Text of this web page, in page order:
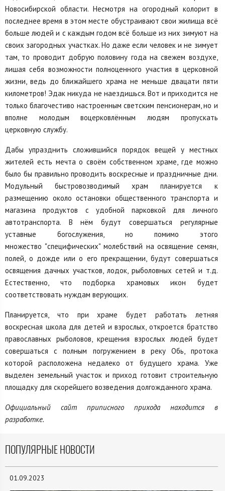
Новосибирской области. Несмотря на огородный колорит в
последнее время в этом месте обустраивают свои жилища всё
больше людей и с каждым годом всё больше из них зимуют на
своих загородных участках. Но даже если человек и не зимует
там, то проводит добрую половину года на свежем воздухе,
лишая себя возможности полноценного участия в церковной
жизни, ведь до ближайшего храма не меньше двацати пяти
километров! Эдак никуда не наездишься. Вот и приходится не
только благочестиво настроенным светским пенсионерам, но и
вполне молодым воцерковлённым людям пропускать
церковную службу.
Дабы упразднить сложившийся порядок вещей у местных
жителей есть мечта о своём собственном храме, где можно
было бы правильно проводить воскресные и праздничные дни.
Модульный быстровозводимый храм планируется к
размещению около остановки общественного транспорта и
магазина продуктов с удобной парковкой для личного
автотранспорта. В нём будут совершаться регулярные
уставные богослужения, но помимо этого
множество "специфических" молебствий на освящение семян,
полей, о дожде или о его прекращении, будут совершаться
освящения дачных участков, лодок, рыболовных сетей и т.д.
Естественно, что подборка храмовых икон будет
соответствовать нуждам верующих.
Планируется, что при храме будет работать летняя
воскресная школа для детей и взрослых, откроется братство
православных рыболовов, крещения взрослых людей будет
совершаться с полным погружением в реку Обь, протока
которой расположена недалеко от будущего храма. Уже
выделен земельный участок и приход готовит строительную
площадку для скорейшего возведения долгожданного храма.
Официальный сайт приписного прихода находится в
разработке.
ПОПУЛЯРНЫЕ НОВОСТИ
01.09.2023